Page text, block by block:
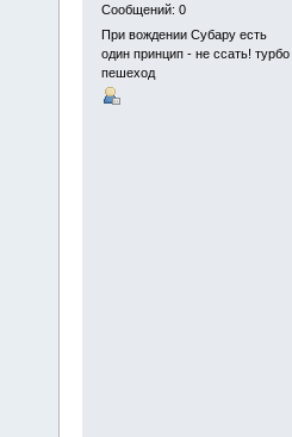
Сообщений: 0
При вождении Субару есть
один принцип - не ссать! турбо
пешеход